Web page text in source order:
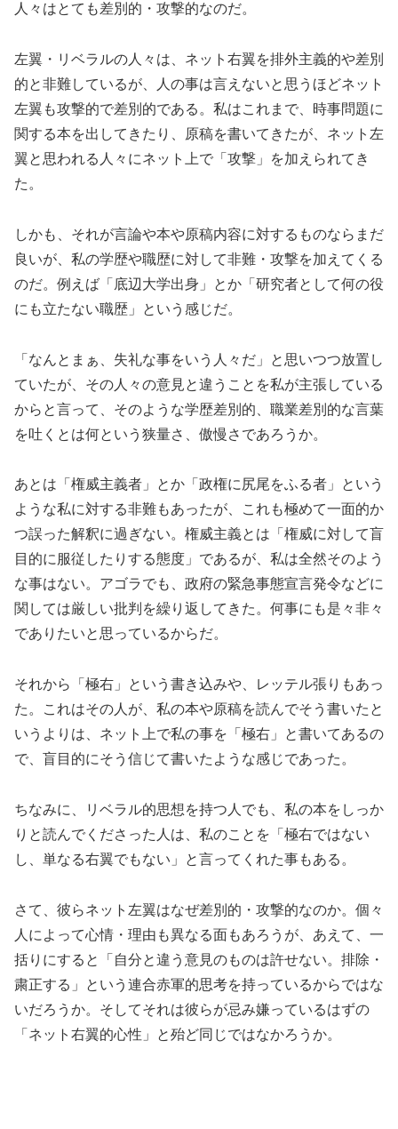
人々はとても差別的・ 攻撃的なのだ。
左翼・リベラルの人々は、ネット右翼を排外主義的や差別
的と非難しているが、人の事は言えないと思うほどネット
左翼も攻撃的で差別的である。私はこれまで、時事問題に
関する本を出してきたり
、原稿を書いてきたが、ネット左
翼と思われる人々にネット上で「 攻撃」を加えられてき
た。
しかも、それが言論や本や原稿内容に対するものならまだ
良いが、 私の学歴や職歴に対して非難・攻撃を加えてくる
のだ。例えば「底辺大学出身」とか「研究者として何の役
にも立たない職歴」という 感じだ。
「なんとまぁ、失礼な事をいう人々だ」と思いつつ放置し
ていたが 、その人々の意見と違うことを私が主張している
からと言って、そのような学歴差別的、職業差別的な言葉
を吐くとは何という狭量さ
、傲慢さであろうか。
あとは「権威主義者」とか「政権に尻尾をふる者」という
ような私に対する非難もあったが、これも極めて一面的か
つ誤った解釈に過 ぎない。権威主義とは「権威に対して盲
目的に服従したりする態度 」であるが、私は全然そのよう
な事はない。アゴラでも、政府の緊急事態宣言発令などに
関しては厳しい批判を繰り返してきた。 何事にも是々非々
でありたいと思っているからだ。
それから「極右」という書き込みや、レッテル張りもあっ
た。これはその人が、私の本や原稿を読んでそう書いたと
いうよりは、ネッ ト上で私の事を「極右」と書いてあるの
で、盲目的にそう信じて書いたような感じであった。
ちなみに、リベラル的思想を持つ人でも、私の本をしっか
りと読んでくださった人は、私のことを「極右ではない
し、 単なる右翼でもない」と言ってくれた事もある。
さて、彼らネット左翼はなぜ差別的・攻撃的なのか。個々
人によって心情・理由も異なる面もあろうが、あえて、一
括りにすると「 自分と違う意見のものは許せない。排除・
粛正する」という連合赤軍的思考を持っているからではな
いだろうか。そしてそれは彼らが忌み嫌っているはずの
「ネット右翼的心性」と殆ど同じではなかろ うか。